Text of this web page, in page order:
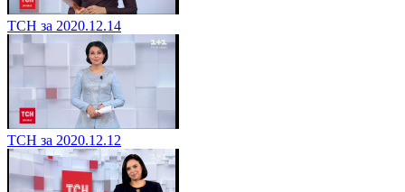
ТСН за 2020.12.14
ТСН за 2020.12.12